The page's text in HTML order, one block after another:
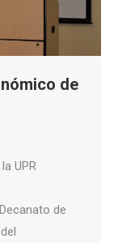
de
UPR
de